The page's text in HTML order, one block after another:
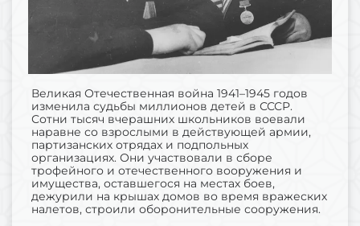
Великая Отечественная война 1941–1945 годов
изменила судьбы миллионов детей в СССР.
Сотни тысяч вчерашних школьников воевали
наравне со взрослыми в действующей армии,
партизанских отрядах и подпольных
организациях. Они участвовали в сборе
трофейного и отечественного вооружения и
имущества, оставшегося на местах боев,
дежурили на крышах домов во время вражеских
налетов, строили оборонительные сооружения.